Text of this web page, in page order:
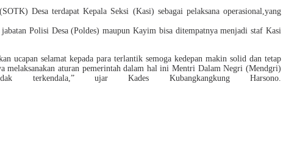
Desa terdapat Kepala Seksi (Kasi) sebagai pelaksana operasional,yang
Polisi Desa (Poldes) maupun Kayim bisa ditempatnya menjadi staf Kasi
ucapan selamat kepada para terlantik semoga kedepan makin solid dan tetap
melaksanakan aturan pemerintah dalam hal ini Mentri Dalam Negri (Mendgri)
terkendala,” ujar Kades Kubangkangkung Harsono.